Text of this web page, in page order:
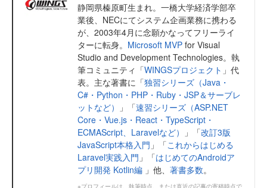
静岡県榛原町生まれ。一橋大学経済学部卒
業後、NECにてシステム企画業務に携わる
が、2003年4月に念願かなってフリーライ
ターに転身。 Microsoft MVP for Visual
Studio and Development Technologies。執
筆コミュニティ「WINGSプロジェクト 」代
表。主な著書に「独習シリーズ（Java・
C#・Python・PHP・Ruby・JSP＆サーブレ
ットなど）
」「速習シリーズ（ASP.NET
Core・Vue.js・React・TypeScript・
ECMAScript、Laravelなど）
」「改訂3版
JavaScript本格入門 」「これからはじめる
Laravel実践入門 」「はじめてのAndroidア
プリ開発 Kotlin編 」他、 著書多数。
※プロフィールは、執筆時点、または直近の記事の寄稿時点で